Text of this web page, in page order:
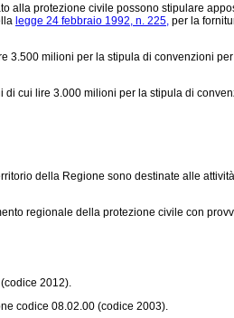
protezione civile possono stipulare
legge 24 febbraio 1992, n. 225, per la
milioni per la stipula di convenzioni
lire 3.000 milioni per la stipula di
della Regione sono destinate alle
regionale della protezione civile con
2012).
codice 08.02.00 (codice 2003).